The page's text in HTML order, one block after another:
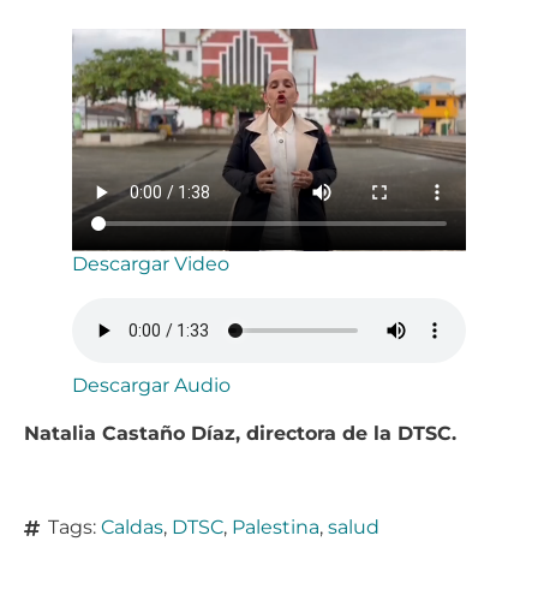
Descargar Video
Descargar Audio
Natalia Castaño Díaz, directora de la DTSC.
Tags: Caldas, DTSC, Palestina, salud